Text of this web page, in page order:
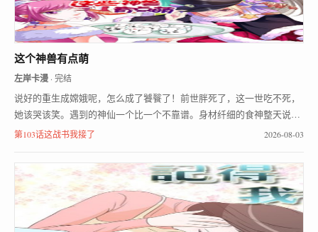
这个神兽有点萌
左岸卡漫 · 完结
说好的重生成嫦娥呢，怎么成了饕餮了！前世胖死了，这一世吃不死，
她该哭该笑。遇到的神仙一个比一个不靠谱。身材纤细的食神整天说吃
不胖。红色战袍的二郎神很骚包。月老MM是个腐女。能送我一个靠谱
第103话这战书我接了 2026-08-03